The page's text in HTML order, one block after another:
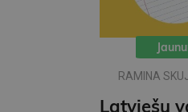
RAMINA